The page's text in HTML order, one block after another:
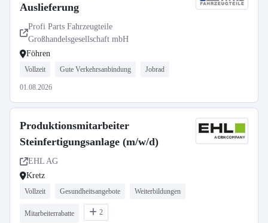
Auslieferung
Profi Parts Fahrzeugteile
Großhandelsgesellschaft mbH
Föhren
Vollzeit Gute Verkehrsanbindung Jobrad
01.08.2026
Produktionsmitarbeiter
Steinfertigungsanlage (m/w/d)
EHL AG
Kretz
Vollzeit Gesundheitsangebote Weiterbildungen
Mitarbeiterrabatte 2